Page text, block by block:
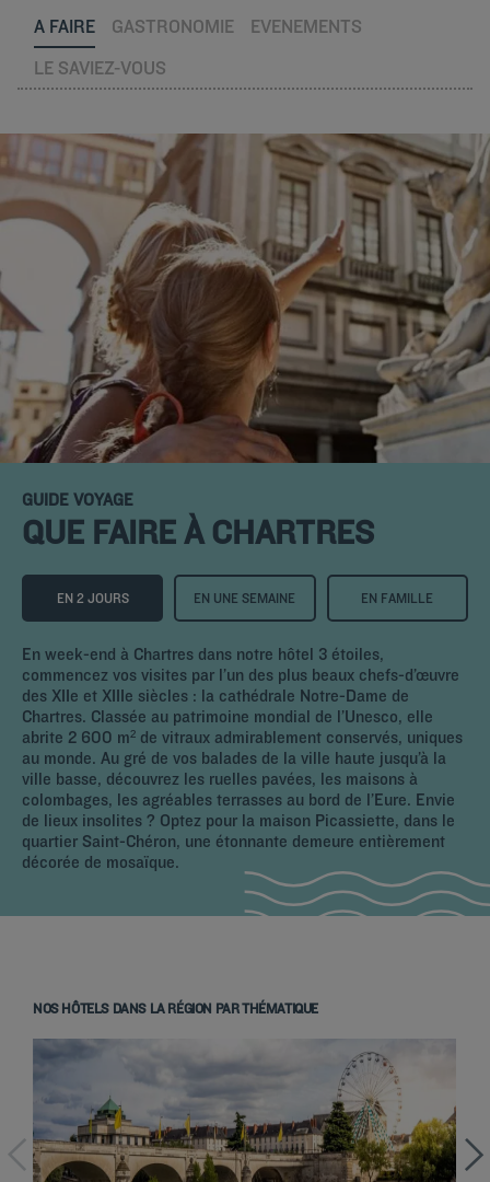
A FAIRE GASTRONOMIE
EVENEMENTS
LE SAVIEZ-VOUS
GUIDE VOYAGE
QUE FAIRE À CHARTRES
EN 2 JOURS EN UNE SEMAINE EN FAMILLE
En week-end à Chartres dans notre hôtel 3 étoiles,
commencez vos visites par l’un des plus beaux chefs-d’œuvre
des XIIe et XIIIe siècles : la cathédrale Notre-Dame de
Chartres. Classée au patrimoine mondial de l’Unesco, elle
abrite 2 600 m² de vitraux admirablement conservés, uniques
au monde. Au gré de vos balades de la ville haute jusqu’à la
ville basse, découvrez les ruelles pavées, les maisons à
colombages, les agréables terrasses au bord de l’Eure. Envie
de lieux insolites ? Optez pour la maison Picassiette, dans le
quartier Saint-Chéron, une étonnante demeure entièrement
décorée de mosaïque.
NOS HÔTELS DANS LA RÉGION PAR THÉMATIQUE